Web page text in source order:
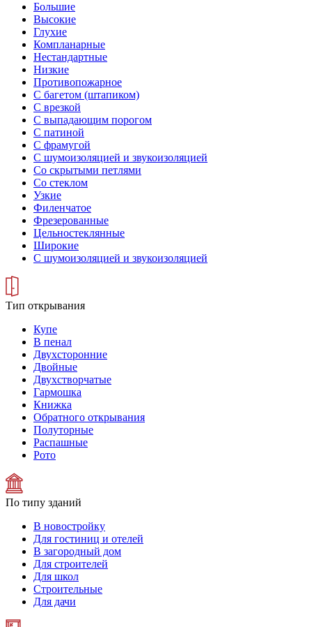
Большие
Высокие
Глухие
Компланарные
Нестандартные
Низкие
Противопожарное
С багетом (штапиком)
С врезкой
С выпадающим порогом
С патиной
С фрамугой
С шумоизоляцией и звукоизоляцией
Со скрытыми петлями
Со стеклом
Узкие
Филенчатое
Фрезерованные
Цельностеклянные
Широкие
С шумоизоляцией и звукоизоляцией
Тип открывания
Купе
В пенал
Двухсторонние
Двойные
Двухстворчатые
Гармошка
Книжка
Обратного открывания
Полуторные
Распашные
Рото
По типу зданий
В новостройку
Для гостиниц и отелей
В загородный дом
Для строителей
Для школ
Строительные
Для дачи